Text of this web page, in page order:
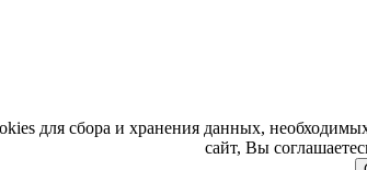
для сбора и хранения данных,
сайт, Вы